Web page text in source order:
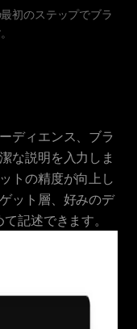
初のステップでブラ
ディエンス、ブラ
な説明を入力しま
トの精度が向上し
ット層、好みのデ
記述できます。